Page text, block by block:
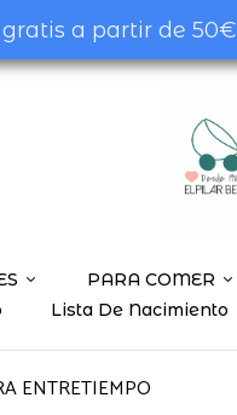
gratis a partir de 50€
PARA COMER
Lista De Nacimiento
ENTRETIEMPO